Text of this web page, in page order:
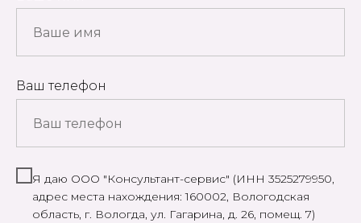
Ваш телефон
Я даю ООО "Консультант-сервис" (ИНН 3525279950,
адрес места нахождения: 160002, Вологодская
область, г. Вологда, ул. Гагарина, д. 26, помещ. 7)